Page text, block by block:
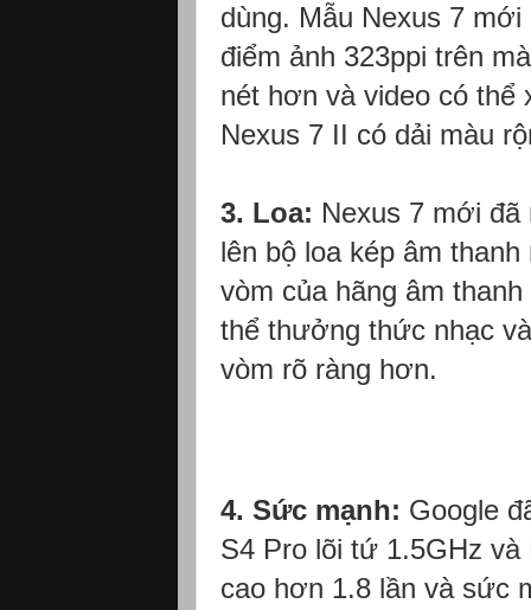
dùng. Mẫu Nexus 7
điểm ảnh 323ppi trên
nét hơn và video có thể
Nexus 7 II có dải màu
3. Loa: Nexus 7 mới đã
lên bộ loa kép âm
vòm của hãng âm
thể thưởng thức nhạc
vòm rõ ràng hơn.
4. Sức mạnh: Google
S4 Pro lõi tứ 1.5GHz
cao hơn 1.8 lần và sức